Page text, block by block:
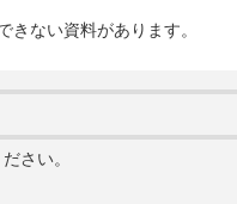
ない資料があります。
さい。